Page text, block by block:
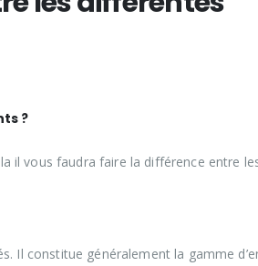
?
il vous faudra faire la différence entre
Il constitue généralement la gamme